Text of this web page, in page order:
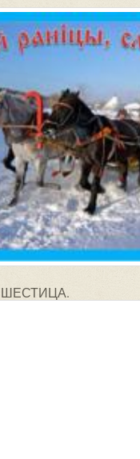
ШЕСТИЦА.